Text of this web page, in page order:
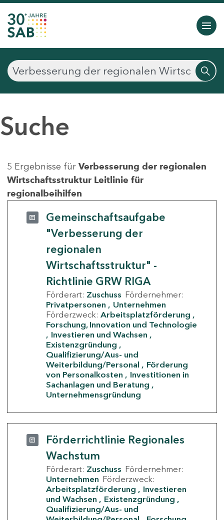
Suche
5 Ergebnisse für Verbesserung der regionalen
Wirtschaftsstruktur Leitlinie für
regionalbeihilfen
Gemeinschaftsaufgabe
"Verbesserung der
regionalen
Wirtschaftsstruktur" -
Richtlinie GRW RIGA
Förderart: Zuschuss Fördernehmer:
Privatpersonen
Unternehmen
Förderzweck: Arbeitsplatzförderung
Forschung, Innovation und Technologie
Investieren und Wachsen
Existenzgründung
Qualifizierung/Aus- und
Weiterbildung/Personal
Förderung
von Personalkosten
Investitionen in
Sachanlagen und Beratung
Unternehmensgründung
Förderrichtlinie Regionales
Wachstum
Förderart: Zuschuss Fördernehmer:
Unternehmen Förderzweck:
Arbeitsplatzförderung
Investieren
und Wachsen
Existenzgründung
Qualifizierung/Aus- und